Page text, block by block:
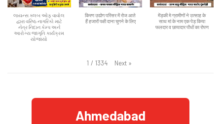
લાયન્સ ક્લબ ઓફ વાવોલ
દ્વારા વરિષ્ઠ નાગરિકો માટે
નેત્ર નિદાન કેમ્પ અને
આરોગ્ય જાગૃતિ કાર્યક્રમ
યોજાયો
किरण उद्योग परिसर में रोज आते
हैं हजारों पक्षी दाना चुगने के लिए
मेंड़की मे ग्रामीणों ने उत्साह के
साथ मां के नाम एक पेड़ किया
फलदार व छायादार पौधों का रोपण
1 / 1334 Next »
Ahmedabad